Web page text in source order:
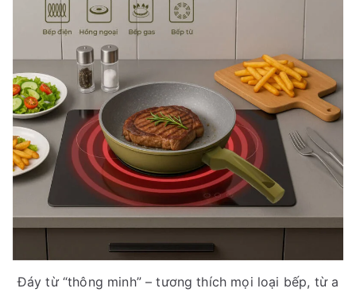
Đáy từ “thông minh” – tương thích mọi loại bếp, từ a